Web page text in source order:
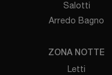
Salotti
Arredo Bagno
ZONA NOTTE
Letti